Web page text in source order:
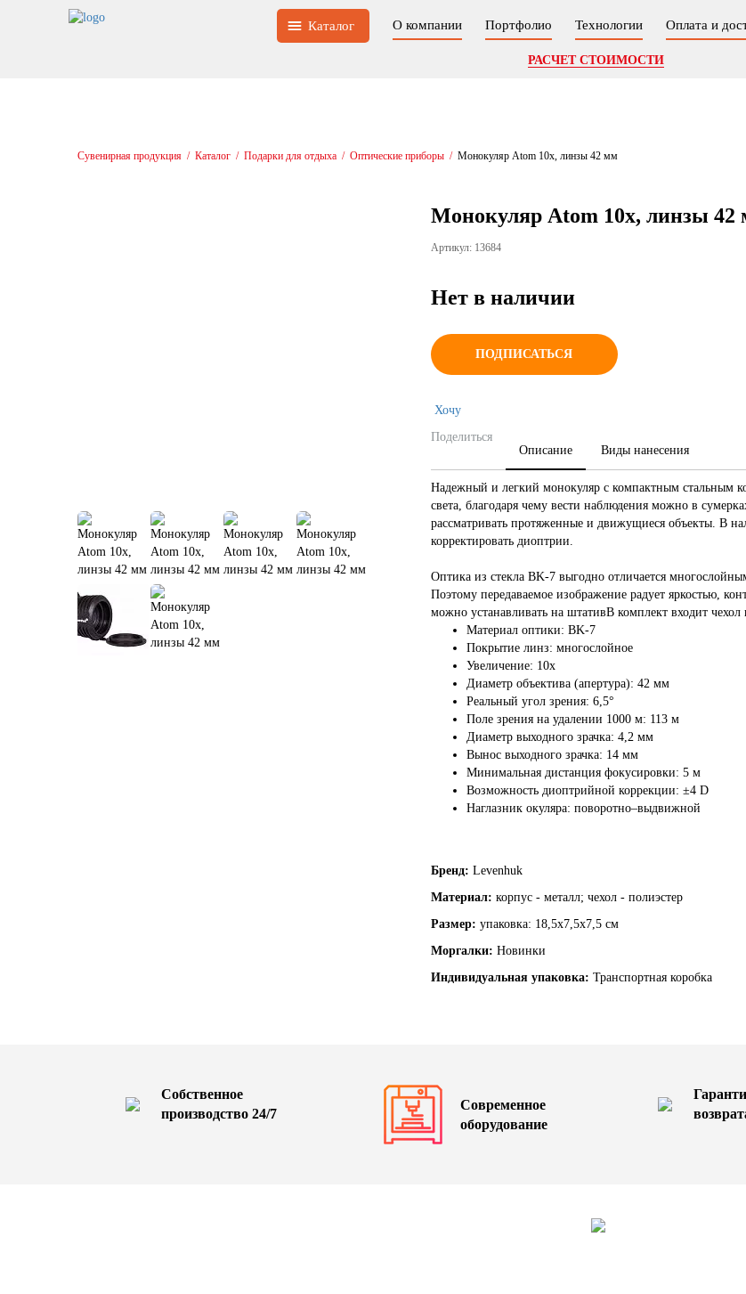
Каталог О компании Портфолио Технологии Оплата и
РАСЧЕТ СТОИМОСТИ
Сувенирная продукция / Каталог / Подарки для отдыха / Оптические приборы / Монокуляр Atom 10x, линзы 42 мм
Монокуляр Atom 10x, линзы 42
Артикул: 13684
Нет в наличии
ПОДПИСАТЬСЯ
Хочу
Поделиться
Описание
Виды нанесения
Надежный и легкий монокуляр с компактным стальным
света, благодаря чему вести наблюдения можно в
рассматривать протяженные и движущиеся объекты. В
корректировать диоптрии.
Оптика из стекла BK-7 выгодно отличается
Поэтому передаваемое изображение радует яркостью,
можно устанавливать на штативВ комплект входит чехол
Материал оптики: BK-7
Покрытие линз: многослойное
Увеличение: 10х
Диаметр объектива (апертура): 42 мм
Реальный угол зрения: 6,5°
Поле зрения на удалении 1000 м: 113 м
Диаметр выходного зрачка: 4,2 мм
Вынос выходного зрачка: 14 мм
Минимальная дистанция фокусировки: 5 м
Возможность диоптрийной коррекции: ±4 D
Наглазник окуляра: поворотно–выдвижной
Бренд: Levenhuk
Материал: корпус - металл; чехол - полиэстер
Размер: упаковка: 18,5х7,5х7,5 см
Моргалки: Новинки
Индивидуальная упаковка: Транспортная коробка
Собственное
производство 24/7
Современное
оборудование